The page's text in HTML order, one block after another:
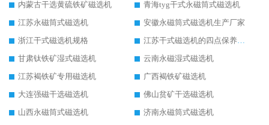
内蒙古干选黄硫铁矿磁选机
青海tyg干式永磁筒式磁选机
江苏永磁筒式磁选机
安徽永磁筒式磁选机生产厂家
浙江干式磁选机规格
江苏干式磁选机的四点保养秘籍
甘肃钛铁矿湿式磁选机
云南永磁湿式磁选机
江苏褐铁矿专用磁选机
广西褐铁矿磁选机
大连强磁干选磁选机
佛山贫矿干选磁选机
山西永磁筒式磁选机
济南永磁筒式磁选机